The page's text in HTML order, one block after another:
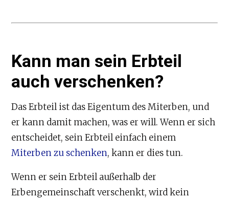
Kann man sein Erbteil
auch verschenken?
Das Erbteil ist das Eigentum des Miterben, und
er kann damit machen, was er will. Wenn er sich
entscheidet, sein Erbteil einfach einem
Miterben zu schenken, kann er dies tun.
Wenn er sein Erbteil außerhalb der
Erbengemeinschaft verschenkt, wird kein